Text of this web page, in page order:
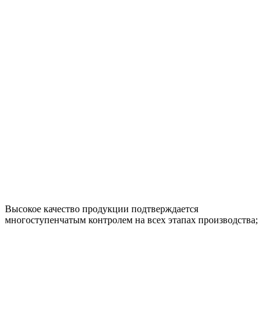
Высокое качество продукции подтверждается
многоступенчатым контролем на всех этапах производства;